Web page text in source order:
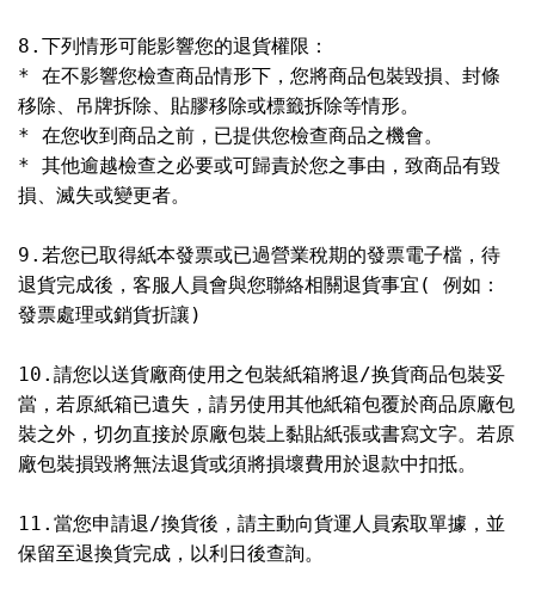
8.下列情形可能影響您的退貨權限：
* 在不影響您檢查商品情形下，您將商品包裝毀損、封條
移除、吊牌拆除、貼膠移除或標籤拆除等情形。
* 在您收到商品之前，已提供您檢查商品之機會。
* 其他逾越檢查之必要或可歸責於您之事由，致商品有毀
損、滅失或變更者。
9.若您已取得紙本發票或已過營業稅期的發票電子檔，待
退貨完成後，客服人員會與您聯絡相關退貨事宜( 例如：
發票處理或銷貨折讓)
10.請您以送貨廠商使用之包裝紙箱將退/换貨商品包裝妥
當，若原紙箱已遺失，請另使用其他紙箱包覆於商品原廠包
裝之外，切勿直接於原廠包裝上黏貼紙張或書寫文字。若原
廠包裝損毀將無法退貨或須將損壞費用於退款中扣抵。
11.當您申請退/換貨後，請主動向貨運人員索取單據，並
保留至退換貨完成，以利日後查詢。